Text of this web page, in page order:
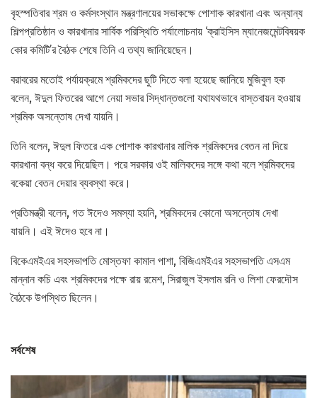
বৃহস্পতিবার শ্রম ও কর্মসংস্থান মন্ত্রণালয়ের সভাকক্ষে পোশাক কারখানা এবং অন্যান্য
শিল্পপ্রতিষ্ঠান ও কারখানার সার্বিক পরিস্থিতি পর্যালোচনায় ‘ক্রাইসিস ম্যানেজমেন্টবিষয়ক
কোর কমিটি’র বৈঠক শেষে তিনি এ তথ্য জানিয়েছেন।
বরাবরের মতোই পর্যায়ক্রমে শ্রমিকদের ছুটি দিতে বলা হয়েছে জানিয়ে মুজিবুল হক
বলেন, ঈদুল ফিতরের আগে নেয়া সভার সিদ্ধান্তগুলো যথাযথভাবে বাস্তবায়ন হওয়ায়
শ্রমিক অসন্তোষ দেখা যায়নি।
তিনি বলেন, ঈদুল ফিতরে এক পোশাক কারখানার মালিক শ্রমিকদের বেতন না দিয়ে
কারখানা বন্ধ করে দিয়েছিল। পরে সরকার ওই মালিকদের সঙ্গে কথা বলে শ্রমিকদের
বকেয়া বেতন দেয়ার ব্যবস্থা করে।
প্রতিমন্ত্রী বলেন, গত ঈদেও সমস্যা হয়নি, শ্রমিকদের কোনো অসন্তোষ দেখা
যায়নি। এই ঈদেও হবে না।
বিকেএমইএর সহসভাপতি মোস্তফা কামাল পাশা, বিজিএমইএর সহসভাপতি এসএম
মান্নান কচি এবং শ্রমিকদের পক্ষে রায় রমেশ, সিরাজুল ইসলাম রনি ও লিশা ফেরদৌস
বৈঠকে উপস্থিত ছিলেন।
সর্বশেষ